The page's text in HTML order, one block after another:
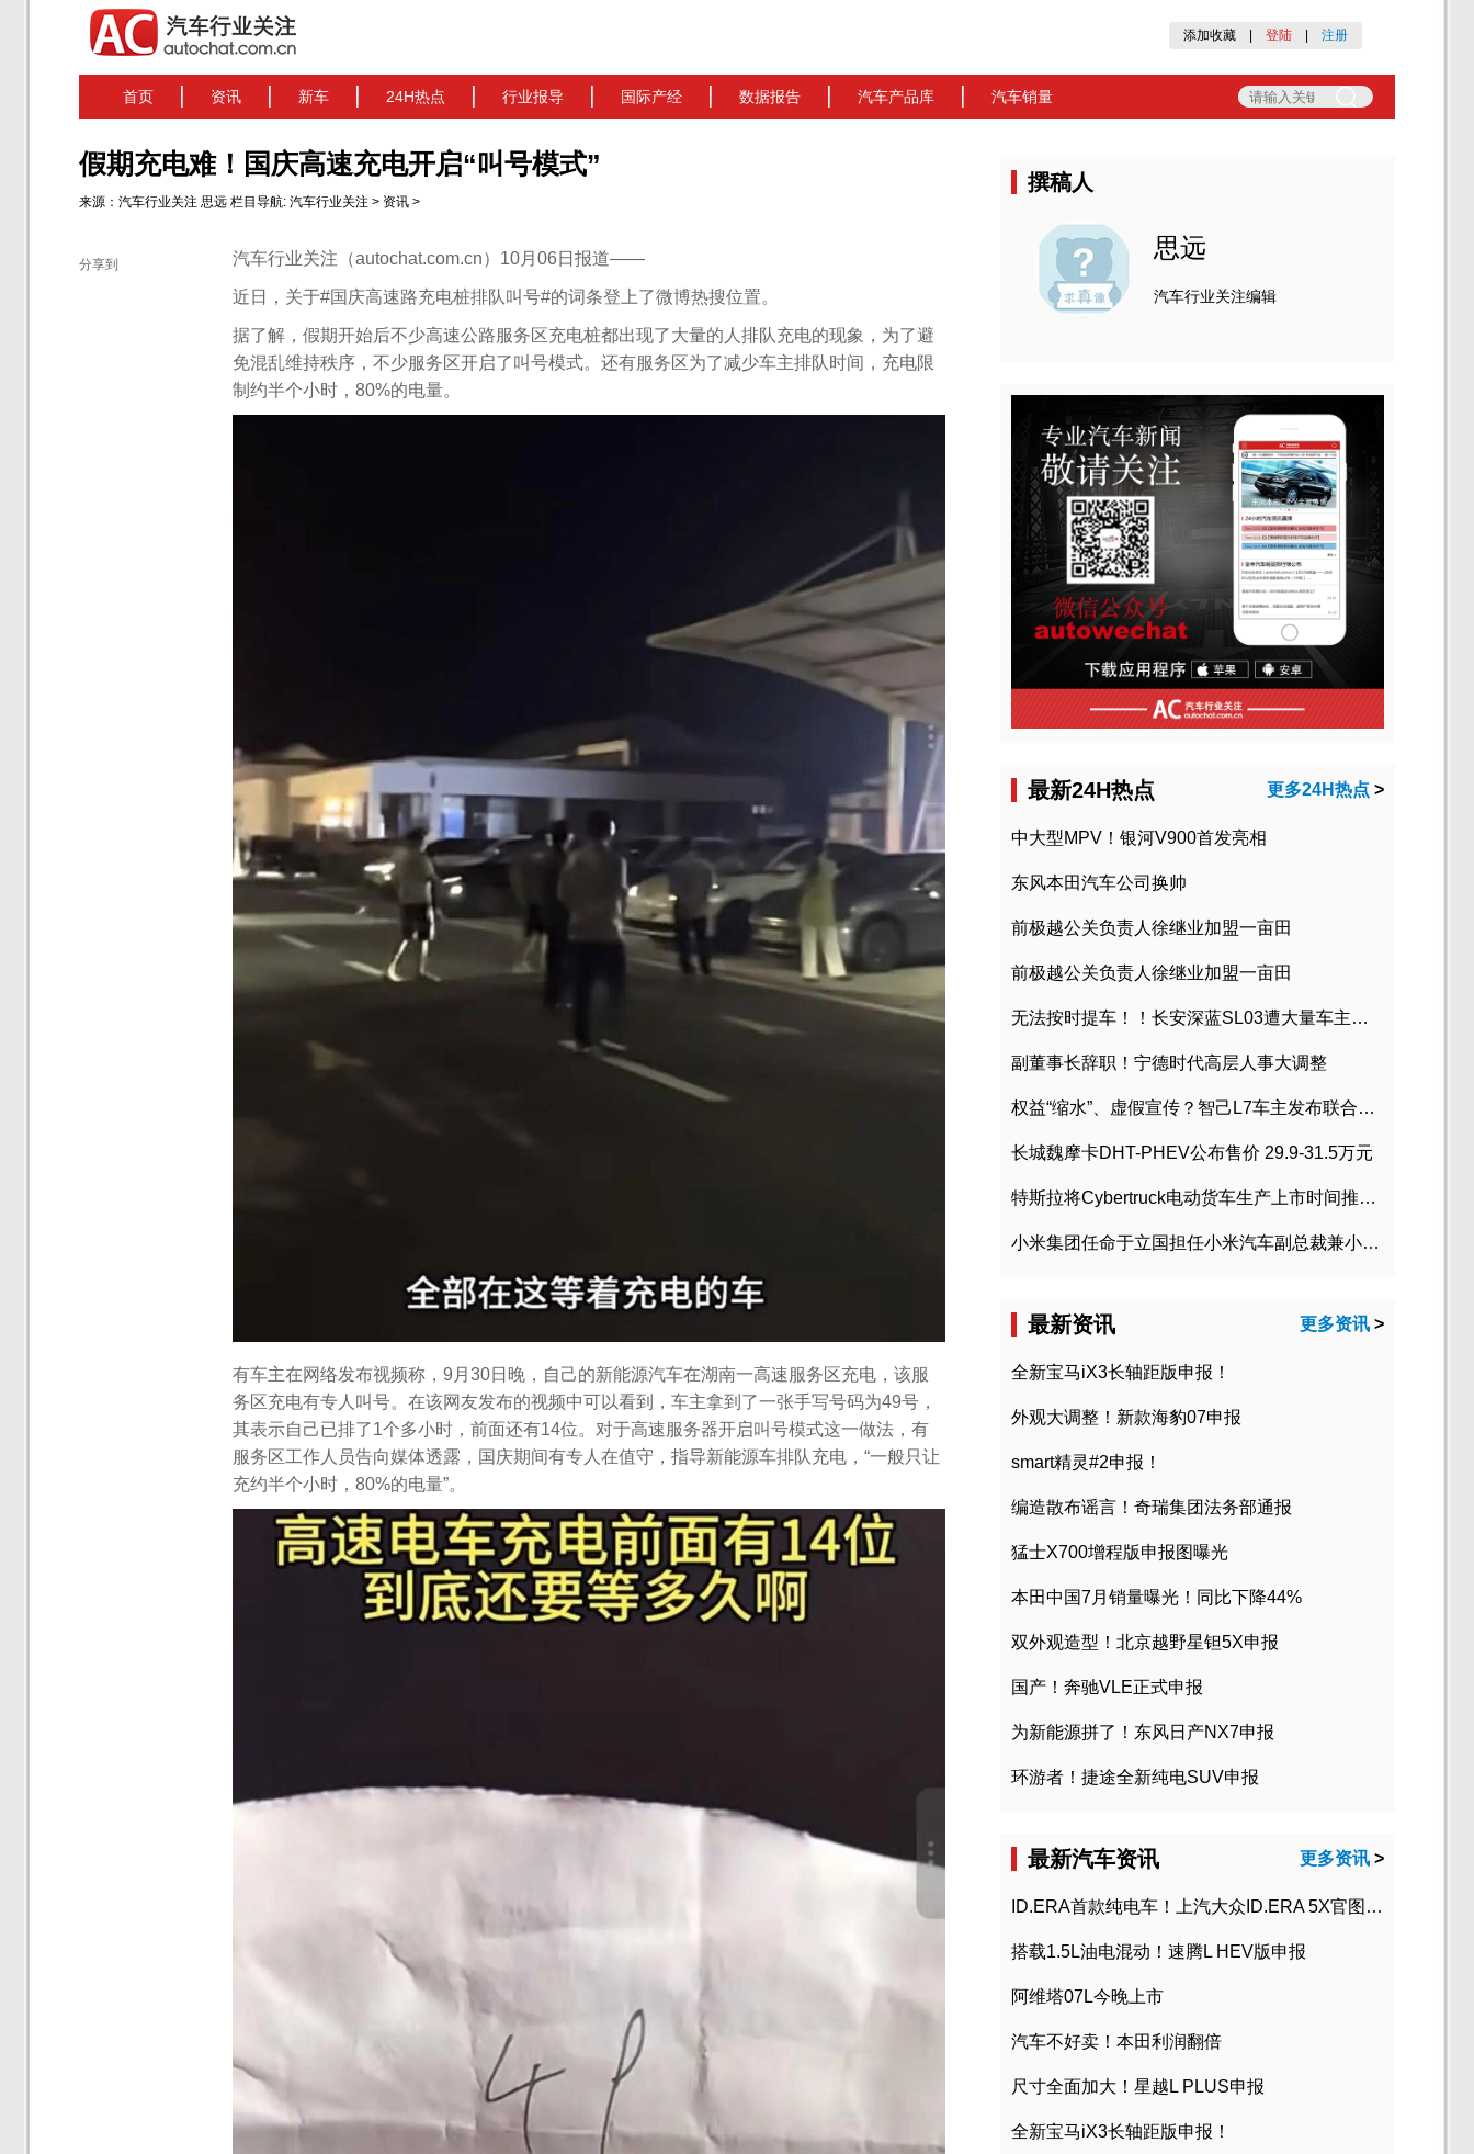
添加收藏 登陆 注册
首页 资讯 新车 24H热点 行业报导 国际产经 数据报告 汽车产品库 汽车销量
假期充电难！国庆高速充电开启“叫号模式”
来源： 汽车行业关注 思远 栏目导航: 汽车行业关注 > 资讯 >
分享到 汽车行业关注（autochat.com.cn）10月06日报道——
近日，关于#国庆高速路充电桩排队叫号#的词条登上了微博热搜位置。
据了解，假期开始后不少高速公路服务区充电桩都出现了大量的人排队充电的现象，为了避
免混乱维持秩序，不少服务区开启了叫号模式。还有服务区为了减少车主排队时间，充电限
制约半个小时，80%的电量。
有车主在网络发布视频称，9月30日晚，自己的新能源汽车在湖南一高速服务区充电，该服
务区充电有专人叫号。在该网友发布的视频中可以看到，车主拿到了一张手写号码为49号，
其表示自己已排了1个多小时，前面还有14位。对于高速服务器开启叫号模式这一做法，有
服务区工作人员告向媒体透露，国庆期间有专人在值守，指导新能源车排队充电，“一般只让
充约半个小时，80%的电量”。
撰稿人
思远
汽车行业关注编辑
最新24H热点 更多24H热点 >
中大型MPV！银河V900首发亮相
东风本田汽车公司换帅
前极越公关负责人徐继业加盟一亩田
前极越公关负责人徐继业加盟一亩田
无法按时提车！！长安深蓝SL03遭大量车主投诉
副董事长辞职！宁德时代高层人事大调整
权益“缩水”、虚假宣传？智己L7车主发布联合维权声明
长城魏摩卡DHT-PHEV公布售价 29.9-31.5万元
特斯拉将Cybertruck电动货车生产上市时间推迟到2023年初
小米集团任命于立国担任小米汽车副总裁兼小米汽车北京总部政委
最新资讯 更多资讯 >
全新宝马iX3长轴距版申报！
外观大调整！新款海豹07申报
smart精灵#2申报！
编造散布谣言！奇瑞集团法务部通报
猛士X700增程版申报图曝光
本田中国7月销量曝光！同比下降44%
双外观造型！北京越野星钽5X申报
国产！奔驰VLE正式申报
为新能源拼了！东风日产NX7申报
环游者！捷途全新纯电SUV申报
最新汽车资讯 更多资讯 >
ID.ERA首款纯电车！上汽大众ID.ERA 5X官图发布
搭载1.5L油电混动！速腾L HEV版申报
阿维塔07L今晚上市
汽车不好卖！本田利润翻倍
尺寸全面加大！星越L PLUS申报
全新宝马iX3长轴距版申报！